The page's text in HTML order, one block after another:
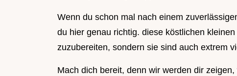
Wenn du schon mal nach einem
du hier genau richtig. diese köstlichen
zuzubereiten, sondern sie sind auch extrem
Mach dich bereit, denn wir werden dir